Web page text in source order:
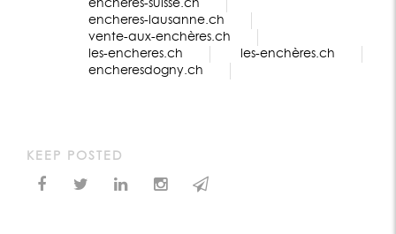
enchères-suisse.ch
encheres-lausanne.ch
vente-aux-enchères.ch
les-encheres.ch
les-enchères.ch
encheresdogny.ch
KEEP POSTED